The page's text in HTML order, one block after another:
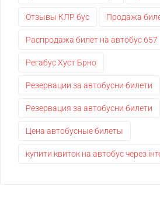
Отзывы КЛР бус Продажа
Распродажа билет на автобус 657
Регабус Хуст Брно
Резервации за автобусни билети
Резервация за автобусни билети
Цена автобусные билеты
купити квиток на автобус через